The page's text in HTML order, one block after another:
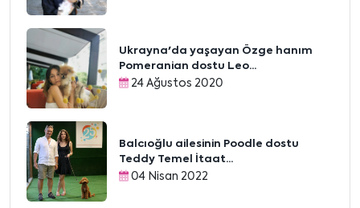
Ukrayna'da yaşayan Özge hanım
Pomeranian dostu Leo...
24 Ağustos 2020
Balcıoğlu ailesinin Poodle dostu
Teddy Temel İtaat...
04 Nisan 2022